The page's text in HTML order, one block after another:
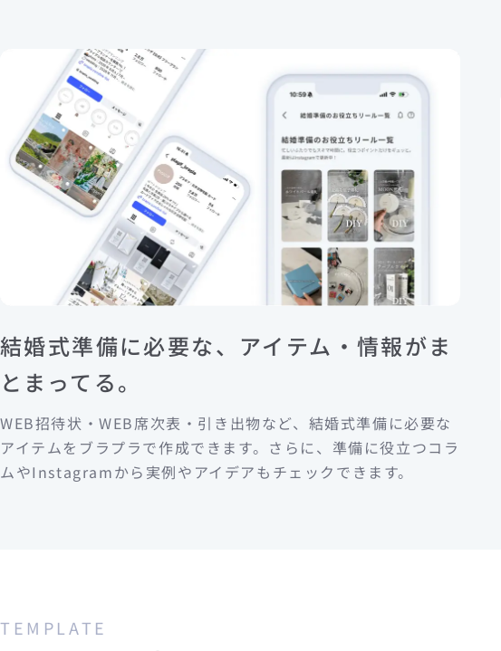
結婚式準備に必要な、アイテム・情報がま
とまってる。
WEB招待状・WEB席次表・引き出物など、結婚式準備に必要な
アイテムをブラプラで作成できます。さらに、準備に役立つコラ
ムやInstagramから実例やアイデアもチェックできます。
TEMPLATE